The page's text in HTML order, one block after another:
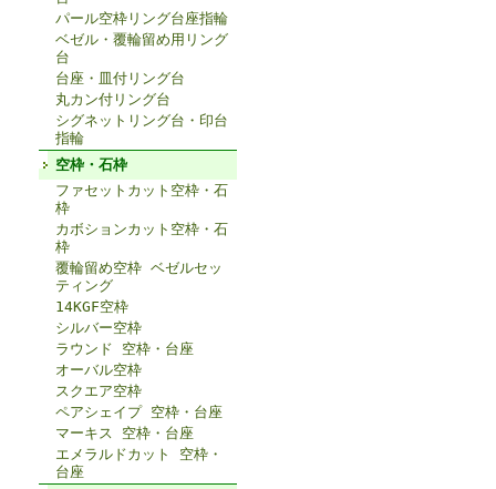
パール空枠リング台座指輪
ベゼル・覆輪留め用リング
台
台座・皿付リング台
丸カン付リング台
シグネットリング台・印台
指輪
空枠・石枠
ファセットカット空枠・石
枠
カボションカット空枠・石
枠
覆輪留め空枠 ベゼルセッ
ティング
14KGF空枠
シルバー空枠
ラウンド 空枠・台座
オーバル空枠
スクエア空枠
ペアシェイプ 空枠・台座
マーキス 空枠・台座
エメラルドカット 空枠・
台座